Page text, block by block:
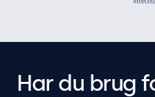
Har du brug